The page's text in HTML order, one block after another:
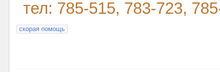
тел: 785-515, 783-723,
скорая помощь